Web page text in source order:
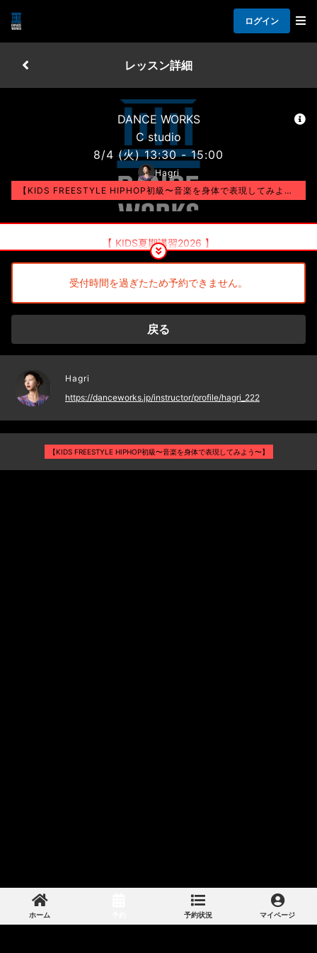
ログイン
レッスン詳細
DANCE WORKS
C studio
8/4 (火) 13:30 - 15:00
Hagri
【KIDS FREESTYLE HIPHOP初級〜音楽を身体で表現してみよう〜】
【 KIDS夏期講習2026 】
会員様：コース紹介 / チケット消化＋¥1,000
ビジター様：¥3,800+¥1,000
[ 対象年齢 ]
※体験チケットでの受講は不可です。
※保護者の方の見学は不可とさせていただきます。
受付時間を過ぎたため予約できません。
戻る
Hagri
https://danceworks.jp/instructor/profile/hagri_222
【KIDS FREESTYLE HIPHOP初級〜音楽を身体で表現してみよう〜】
ホーム 予約状況 マイページ